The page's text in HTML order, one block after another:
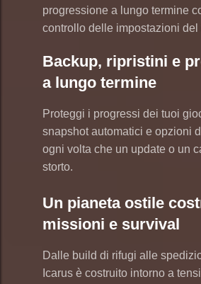
progressione a lungo termine
controllo delle impostazioni del
Backup, ripristini e
a lungo termine
Proteggi i progressi dei tuoi
snapshot automatici e opzioni
ogni volta che un update o un
storto.
Un pianeta ostile
missioni e survival
Dalle build di rifugi alle
Icarus è costruito intorno a